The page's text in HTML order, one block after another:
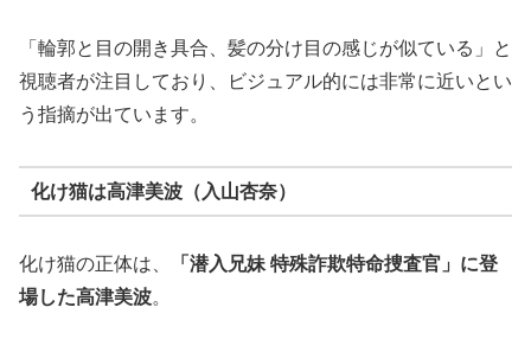
「輪郭と目の開き具合、髪の分け目の感じが似ている」と
視聴者が注目しており、ビジュアル的には非常に近いとい
う指摘が出ています。
化け猫は高津美波（入山杏奈）
化け猫の正体は、
「潜入兄妹 特殊詐欺特命捜査官」に登
場した高津美波。